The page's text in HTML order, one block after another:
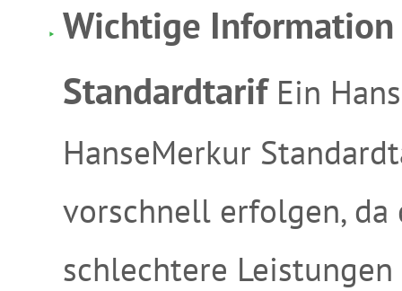
Wichtige
Standardtarif Ein
HanseMerkur
vorschnell erfolgen,
schlechtere